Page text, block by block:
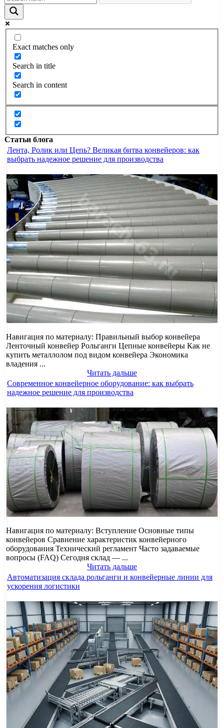
Exact matches only
Search in title
Search in content
Статьи блога
Лента, Ролик или Цепь? Великая битва конвейеров: как
выбрать надежное решение для производства
Навигация по материалу: Правильный выбор конвейера
Ленточный конвейер Рольганги Цепные конвейеры Как не
купить металлолом под видом конвейера Экономика
владения ...
Читать дальше
Современное конвейерное оборудование: как выбрать
надежное решение для производства
Навигация по материалу: Вступление Основные типы
конвейеров Сравнение характеристик конвейерного
оборудования Технический регламент Часто задаваемые
вопросы (FAQ) Сегодня склад — ...
Читать дальше
Автоматизация склада рольганги и конвейерные линии для
ускорения логистики